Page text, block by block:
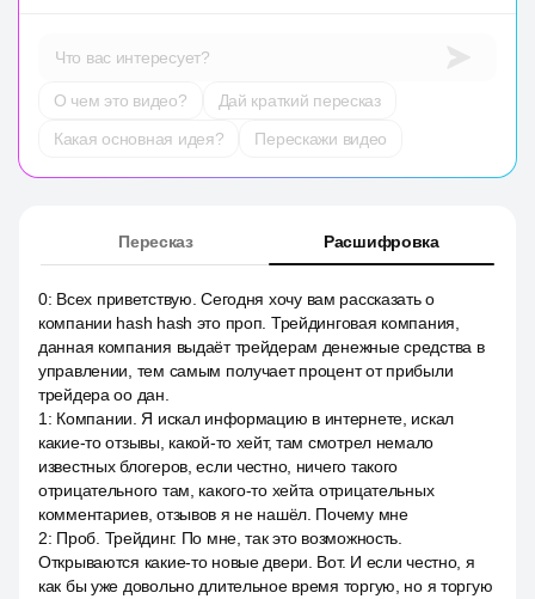
Что вас интересует?
О чем это видео?
Дай краткий пересказ
Какая основная идея?
Перескажи видео
Пересказ Расшифровка
0: Всех приветствую. Сегодня хочу вам рассказать о
компании hash hash это проп. Трейдинговая компания,
данная компания выдаёт трейдерам денежные средства в
управлении, тем самым получает процент от прибыли
трейдера оо дан.
1 : Компании. Я искал информацию в интернете, искал
какие-то отзывы, какой-то хейт, там смотрел немало
известных блогеров, если честно, ничего такого
отрицательного там, какого-то хейта отрицательных
комментариев, отзывов я не нашёл. Почему мне
2: Проб. Трейдинг. По мне, так это возможность.
Открываются какие-то новые двери. Вот. И если честно, я
как бы уже довольно длительное время торгую, но я торгую